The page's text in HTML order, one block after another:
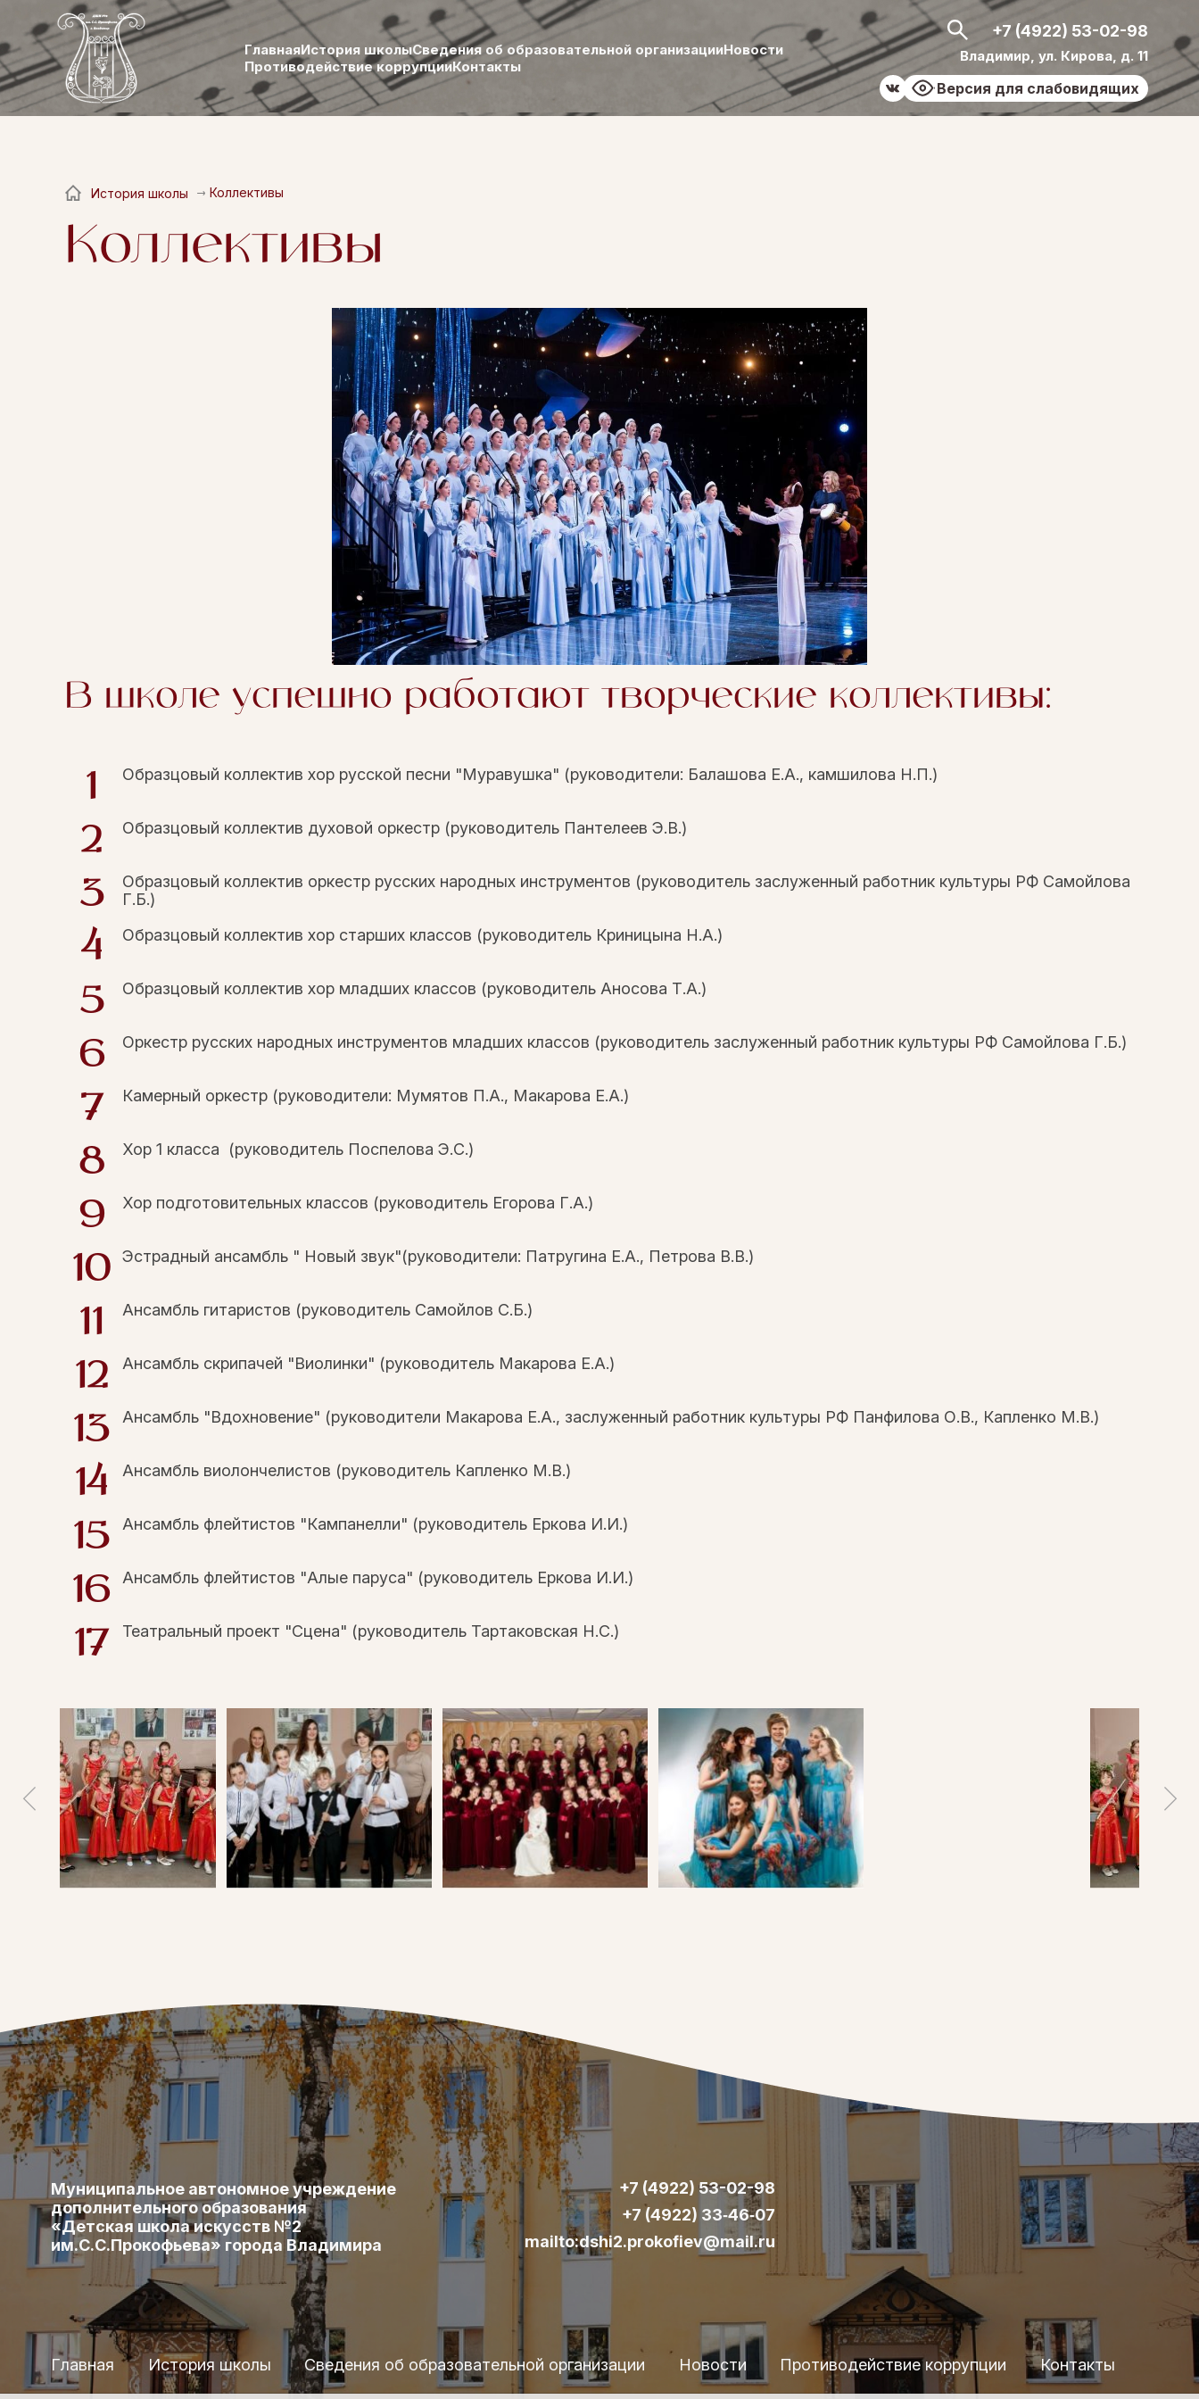
ГлавнаяИстория школыСведения об образовательной организацииНовости
Противодействие коррупцииКонтакты
Версия для слабовидящих
+7 (4922) 53-02-98
Владимир, ул. Кирова, д. 11
История школы Коллективы
Коллективы
В школе успешно работают творческие коллективы:
Образцовый коллектив хор русской песни "Муравушка" (руководители: Балашова Е.А., камшилова Н.П.)
Образцовый коллектив духовой оркестр (руководитель Пантелеев Э.В.)
Образцовый коллектив оркестр русских народных инструментов (руководитель заслуженный работник культуры РФ Самойлова
Г.Б.)
Образцовый коллектив хор старших классов (руководитель Криницына Н.А.)
Образцовый коллектив хор младших классов (руководитель Аносова Т.А.)
Оркестр русских народных инструментов младших классов (руководитель заслуженный работник культуры РФ Самойлова Г.Б.)
Камерный оркестр (руководители: Мумятов П.А., Макарова Е.А.)
Хор 1 класса (руководитель Поспелова Э.С.)
Хор подготовительных классов (руководитель Егорова Г.А.)
Эстрадный ансамбль " Новый звук"(руководители: Патругина Е.А., Петрова В.В.)
Ансамбль гитаристов (руководитель Самойлов С.Б.)
Ансамбль скрипачей "Виолинки" (руководитель Макарова Е.А.)
Ансамбль "Вдохновение" (руководители Макарова Е.А., заслуженный работник культуры РФ Панфилова О.В., Капленко М.В.)
Ансамбль виолончелистов (руководитель Капленко М.В.)
Ансамбль флейтистов "Кампанелли" (руководитель Еркова И.И.)
Ансамбль флейтистов "Алые паруса" (руководитель Еркова И.И.)
Театральный проект "Сцена" (руководитель Тартаковская Н.С.)
Муниципальное автономное учреждение
дополнительного образования
«Детская школа искусств №2
им.С.С.Прокофьева» города Владимира
+7 (4922) 53-02-98
+7 (4922) 33‑46‑07
mailto:dshi2.prokofiev@mail.ru
Главная История школы Сведения об образовательной организации Новости Противодействие коррупции Контакты